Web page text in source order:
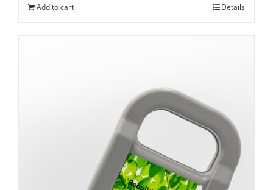
Add to cart Details